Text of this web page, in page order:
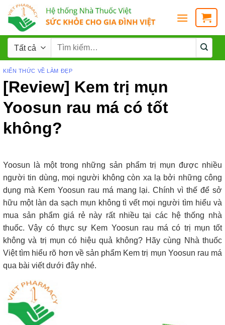
KIẾN THỨC VỀ LÀM ĐẸP
[Review] Kem trị mụn
Yoosun rau má có tốt
không?
Yoosun là một trong những sản phẩm trị mụn được nhiều
người tin dùng, mọi người không còn xa lạ bởi những công
dụng mà Kem Yoosun rau má mang lại. Chính vì thế để sở
hữu một làn da sạch mụn không tì vết mọi người tìm hiểu và
mua sản phẩm giá rẻ này rất nhiều tại các hệ thống nhà
thuốc. Vậy có thực sự Kem Yoosun rau má có trị mụn tốt
không và trị mụn có hiệu quả không? Hãy cùng Nhà thuốc
Việt tìm hiểu rõ hơn về sản phẩm Kem trị mụn Yoosun rau má
qua bài viết dưới đây nhé.